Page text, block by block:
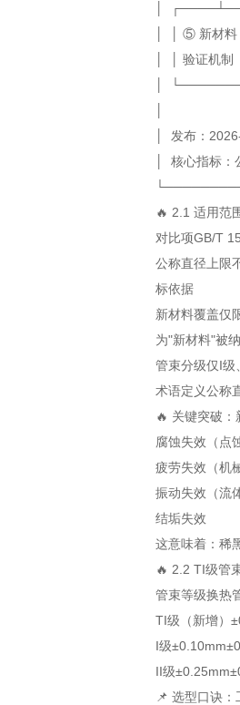
│
│ │ ⑤ 新材
│ │ 验证机
│
│ 发布：
│ 核心指标
🔥 2.1 适用范
对比项GB/T
公称直径上限
标依据
新材料覆盖仅
为"新材料"被
管束分级仅I级
术语定义公称
🔥 关键突破
腐蚀失效（点
疲劳失效（机
振动失效（流
结垢失效
这意味着：稀
🔥 2.2 TI级管
管束等级换热
TI级（新增）
I级±0.10mm
II级±0.25mm
📌 选型口诀